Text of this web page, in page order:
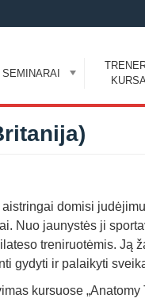
SEMINARAI
domisi
Nuo jaunystės ji
treniruotėmis. Ją
gydyti ir palaikyti
kursuose